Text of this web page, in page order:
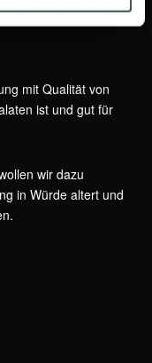
mit Qualität von
ist und gut für
wir dazu
in Würde altert und